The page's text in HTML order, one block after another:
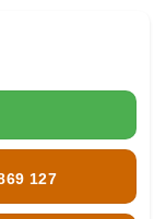
127